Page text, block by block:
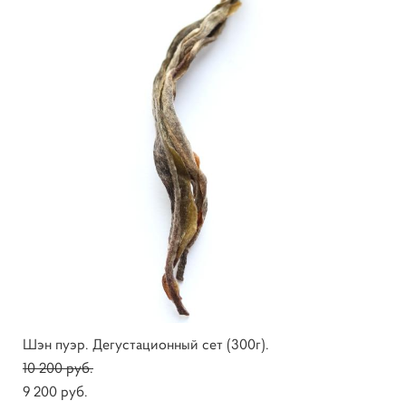
Шэн пуэр. Дегустационный сет (300г).
10 200 pуб.
9 200 pуб.